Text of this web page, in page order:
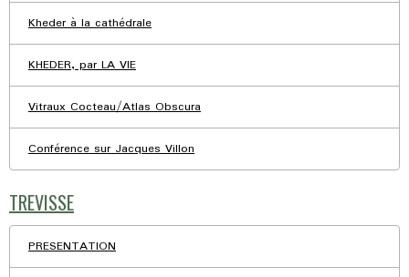
Kheder à la cathédrale
KHEDER, par LA VIE
Vitraux Cocteau/Atlas Obscura
Conférence sur Jacques Villon
TREVISSE
PRESENTATION